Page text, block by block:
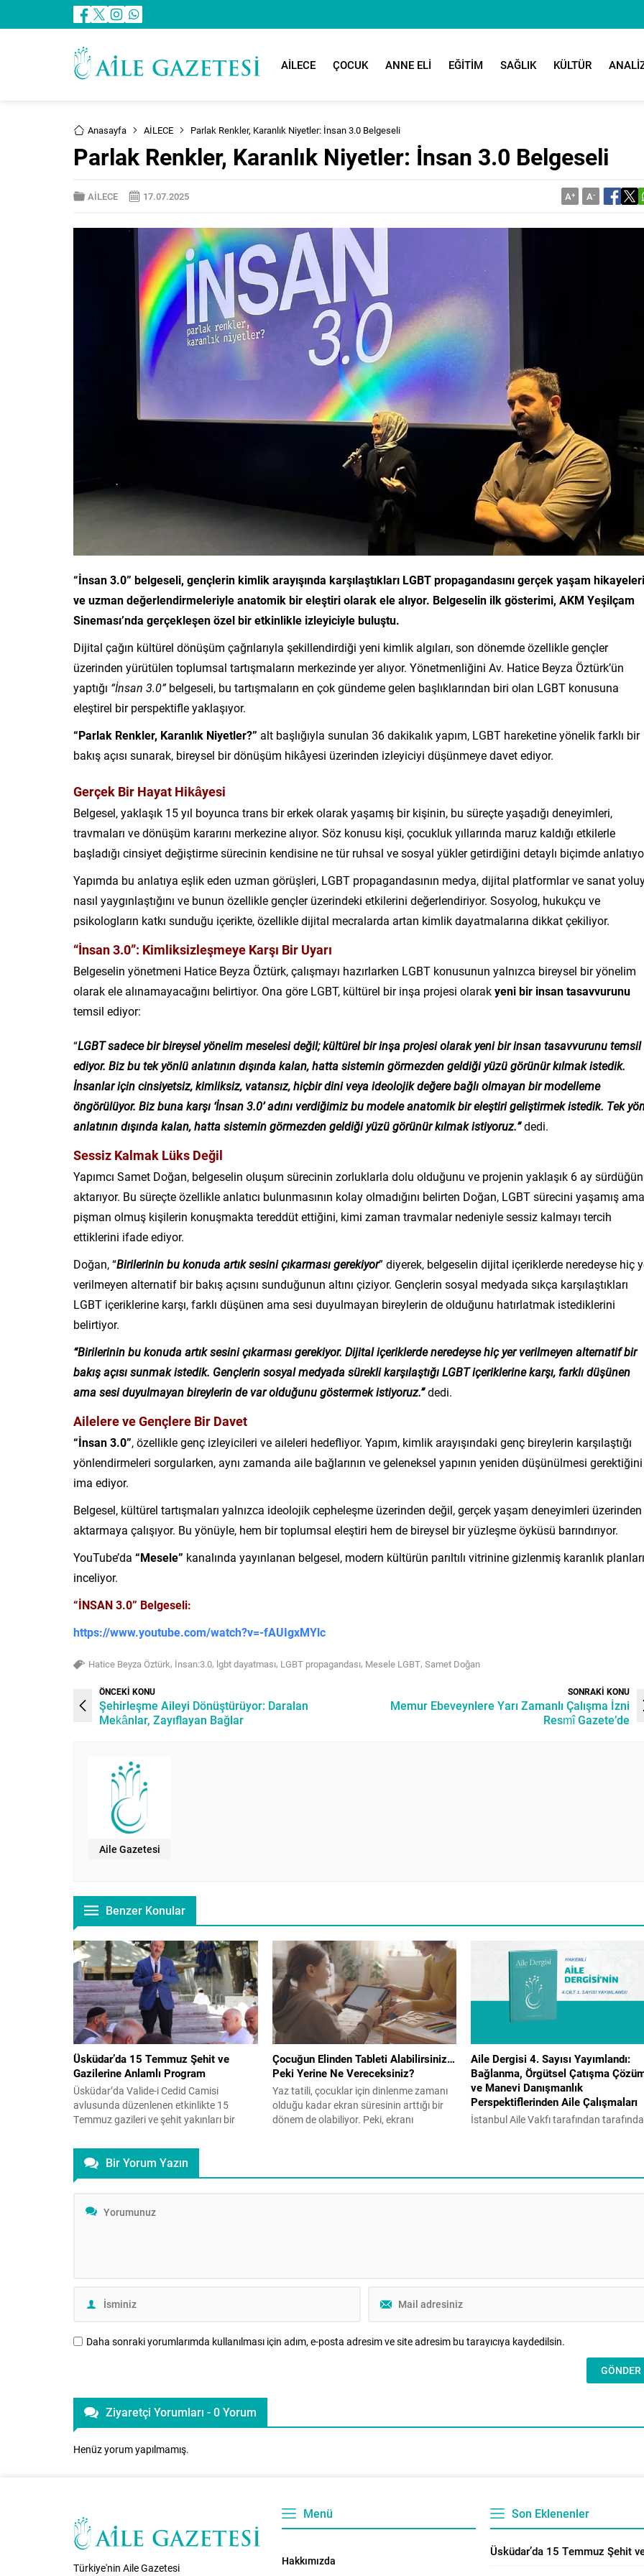
AİLECE ÇOCUK ANNE ELİ EĞİTİM SAĞLIK KÜLTÜR
Anasayfa AİLECE Parlak Renkler, Karanlık Niyetler: İnsan 3.0 Belgeseli
Parlak Renkler, Karanlık Niyetler: İnsan 3.0 Belgeseli
AİLECE 17.07.2025 A+ A-
“İnsan 3.0” belgeseli, gençlerin kimlik arayışında karşılaştıkları LGBT propagandasını gerçek yaşam hikayeleri
ve uzman değerlendirmeleriyle anatomik bir eleştiri olarak ele alıyor. Belgeselin ilk gösterimi, AKM Yeşilçam
Sineması’nda gerçekleşen özel bir etkinlikle izleyiciyle buluştu.
Dijital çağın kültürel dönüşüm çağrılarıyla şekillendirdiği yeni kimlik algıları, son dönemde özellikle gençler
üzerinden yürütülen toplumsal tartışmaların merkezinde yer alıyor. Yönetmenliğini Av. Hatice Beyza Öztürk’ün
yaptığı “İnsan 3.0”belgeseli, bu tartışmaların en çok gündeme gelen başlıklarından biri olan LGBT konusuna
eleştirel bir perspektifle yaklaşıyor.
“Parlak Renkler, Karanlık Niyetler?” alt başlığıyla sunulan 36 dakikalık yapım, LGBT hareketine yönelik farklı bir
bakış açısı sunarak, bireysel bir dönüşüm hikâyesi üzerinden izleyiciyi düşünmeye davet ediyor.
Gerçek Bir Hayat Hikâyesi
Belgesel, yaklaşık 15 yıl boyunca trans bir erkek olarak yaşamış bir kişinin, bu süreçte yaşadığı deneyimleri,
travmaları ve dönüşüm kararını merkezine alıyor. Söz konusu kişi, çocukluk yıllarında maruz kaldığı etkilerle
başladığı cinsiyet değiştirme sürecinin kendisine ne tür ruhsal ve sosyal yükler getirdiğini detaylı biçimde
Yapımda bu anlatıya eşlik eden uzman görüşleri, LGBT propagandasının medya, dijital platformlar ve sanat
nasıl yaygınlaştığını ve bunun özellikle gençler üzerindeki etkilerini değerlendiriyor. Sosyolog, hukukçu ve
psikologların katkı sunduğu içerikte, özellikle dijital mecralarda artan kimlik dayatmalarına dikkat çekiliyor.
“İnsan 3.0”: Kimliksizleşmeye Karşı Bir Uyarı
Belgeselin yönetmeni Hatice Beyza Öztürk, çalışmayı hazırlarken LGBT konusunun yalnızca bireysel bir yönelim
olarak ele alınamayacağını belirtiyor. Ona göre LGBT, kültürel bir inşa projesi olarakyeni bir insan tasavvurunu
temsil ediyor:
“LGBT sadece bir bireysel yönelim meselesi değil; kültürel bir inşa projesi olarak yeni bir insan tasavvurunu temsil
ediyor. Biz bu tek yönlü anlatının dışında kalan, hatta sistemin görmezden geldiği yüzü görünür kılmak istedik.
İnsanlar için cinsiyetsiz, kimliksiz, vatansız, hiçbir dini veya ideolojik değere bağlı olmayan bir modelleme
öngörülüyor. Biz buna karşı ‘İnsan 3.0’ adını verdiğimiz bu modele anatomik bir eleştiri geliştirmek istedik. Tek
anlatının dışında kalan, hatta sistemin görmezden geldiği yüzü görünür kılmak istiyoruz.”dedi.
Sessiz Kalmak Lüks Değil
Yapımcı Samet Doğan, belgeselin oluşum sürecinin zorluklarla dolu olduğunu ve projenin yaklaşık 6 ay
aktarıyor. Bu süreçte özellikle anlatıcı bulunmasının kolay olmadığını belirten Doğan, LGBT sürecini yaşamış ama
pişman olmuş kişilerin konuşmakta tereddüt ettiğini, kimi zaman travmalar nedeniyle sessiz kalmayı tercih
ettiklerini ifade ediyor.
Doğan, “Birilerinin bu konuda artık sesini çıkarması gerekiyor” diyerek, belgeselin dijital içeriklerde neredeyse hiç
verilmeyen alternatif bir bakış açısını sunduğunun altını çiziyor. Gençlerin sosyal medyada sıkça karşılaştıkları
LGBT içeriklerine karşı, farklı düşünen ama sesi duyulmayan bireylerin de olduğunu hatırlatmak istediklerini
belirtiyor.
“Birilerinin bu konuda artık sesini çıkarması gerekiyor. Dijital içeriklerde neredeyse hiç yer verilmeyen alternatif bir
bakış açısı sunmak istedik. Gençlerin sosyal medyada sürekli karşılaştığı LGBT içeriklerine karşı, farklı düşünen
ama sesi duyulmayan bireylerin de var olduğunu göstermek istiyoruz.”dedi.
Ailelere ve Gençlere Bir Davet
“İnsan 3.0”, özellikle genç izleyicileri ve aileleri hedefliyor. Yapım, kimlik arayışındaki genç bireylerin karşılaştığı
yönlendirmeleri sorgularken, aynı zamanda aile bağlarının ve geleneksel yapının yeniden düşünülmesi gerektiğini
ima ediyor.
Belgesel, kültürel tartışmaları yalnızca ideolojik cepheleşme üzerinden değil, gerçek yaşam deneyimleri üzerinden
aktarmaya çalışıyor. Bu yönüyle, hem bir toplumsal eleştiri hem de bireysel bir yüzleşme öyküsü barındırıyor.
YouTube’da “Mesele” kanalında yayınlanan belgesel, modern kültürün parıltılı vitrinine gizlenmiş karanlık
inceliyor.
“İNSAN 3.0” Belgeseli:
https://www.youtube.com/watch?v=-fAUIgxMYlc
Hatice Beyza Öztürk, İnsan:3.0, lgbt dayatması, LGBT propagandası, Mesele LGBT, Samet Doğan
ÖNCEKİ KONU
Şehirleşme Aileyi Dönüştürüyor: Daralan
Mekânlar, Zayıflayan Bağlar
SONRAKİ KONU
Memur Ebeveynlere Yarı Zamanlı Çalışma İzni
Resmî Gazete’de
Aile Gazetesi
Benzer Konular
Üsküdar’da 15 Temmuz Şehit ve
Gazilerine Anlamlı Program
Üsküdar’da Valide-i Cedid Camisi
avlusunda düzenlenen etkinlikte 15
Temmuz gazileri ve şehit yakınları bir
gerçekleşen ve İstanbul Aile Vakfı
Başkanı Üner Karabıyık’ın da katılım
gösterdiği programda Kur’an-ı Kerim
yapıldı. Üsküdar’da, Valide-i Cedid
Camisi’nin avlusunda 15 Temmuz gazileri
Çocuğun Elinden Tableti Alabilirsiniz…
Peki Yerine Ne Vereceksiniz?
Yaz tatili, çocuklar için dinlenme zamanı
olduğu kadar ekran süresinin arttığı bir
dönem de olabiliyor. Peki, ekranı
önerilerini Aile Gazetesi’ne yazdı. Yaz tatili
Aile Dergisi 4. Sayısı Yayımlandı:
Bağlanma, Örgütsel Çatışma
ve Manevi Danışmanlık
Perspektiflerinden Aile Çalışmaları
İstanbul Aile Vakfı tarafından
boyutlarıyla ele alan disiplinler arası bir
Bir Yorum Yazın
Daha sonraki yorumlarımda kullanılması için adım, e-posta adresim ve site adresim bu tarayıcıya kaydedilsin.
Ziyaretçi Yorumları - 0 Yorum
Henüz yorum yapılmamış.
Türkiye'nin Aile Gazetesi
Menü
Hakkımızda
Son Eklenenler